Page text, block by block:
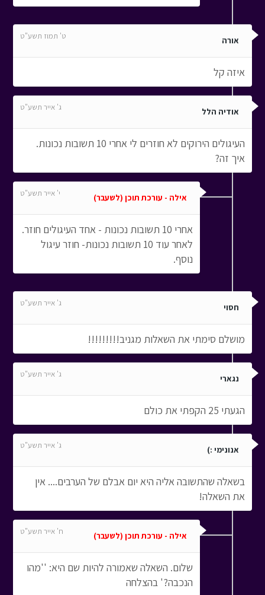
אורה ט' תמוז תשע"ט
איזה קל
אודיה הלל ג' אייר תשע"ט
העיגולים הירוקים לא חוזרים לי אחרי 10 תשובות נכונות.
איך זה?
אילה - עורכת תוכן (לשעבר) י' אייר תשע"ט
אחרי 10 תשובות נכונות - אחד העיגולים חוזר.
לאחר עוד 10 תשובות נכונות- חוזר עיגול
נוסף.
חסוי ג' אייר תשע"ט
מושלם סימתי את השאלות מגניב!!!!!!!!!
נגארי ג' אייר תשע"ט
הגעתי 25 הקפתי את כולם
אנונימי :) ג' אייר תשע"ט
בשאלה שהתשובה אליה היא יום אבלם של הערבים.... אין
את השאלה!
אילה - עורכת תוכן (לשעבר) ח' אייר תשע"ט
שלום. השאלה שאמורה להיות שם היא: ''מהו
הנכבה?' בהצלחה